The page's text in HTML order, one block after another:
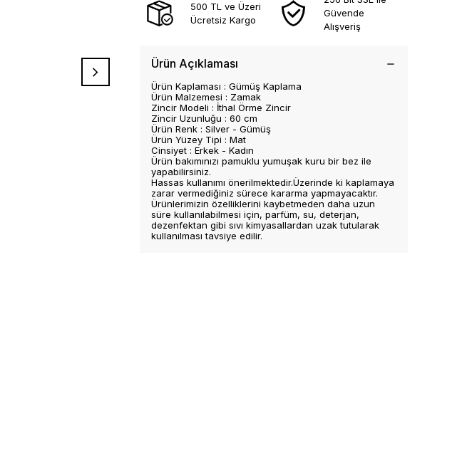
500 TL ve Üzeri
Ücretsiz Kargo
Güvende
Alışveriş
Ürün Açıklaması
Ürün Kaplaması : Gümüş Kaplama
Ürün Malzemesi : Zamak
Zincir Modeli : İthal Örme Zincir
Zincir Uzunluğu : 60 cm
Ürün Renk : Silver - Gümüş
Ürün Yüzey Tipi : Mat
Cinsiyet : Erkek - Kadın
Ürün bakımınızı pamuklu yumuşak kuru bir bez ile
yapabilirsiniz.
Hassas kullanımı önerilmektedir.Üzerinde ki kaplamaya
zarar vermediğiniz sürece kararma yapmayacaktır.
Ürünlerimizin özelliklerini kaybetmeden daha uzun
süre kullanılabilmesi için, parfüm, su, deterjan,
dezenfektan gibi sıvı kimyasallardan uzak tutularak
kullanılması tavsiye edilir.